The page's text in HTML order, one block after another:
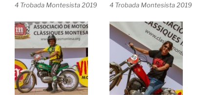
4 Trobada Montesista 2019 4 Trobada Montesista 2019